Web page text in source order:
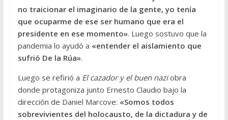
no traicionar el imaginario de la gente, yo tenía
que ocuparme de ese ser humano que era el
presidente en ese momento». Luego sostuvo que la
pandemia lo ayudó a «entender el aislamiento que
sufrió De la Rúa».
Luego se refirió a El cazador y el buen naziobra
donde protagoniza junto Ernesto Claudio bajo la
dirección de Daniel Marcove: «Somos todos
sobrevivientes del holocausto, de la dictadura y de